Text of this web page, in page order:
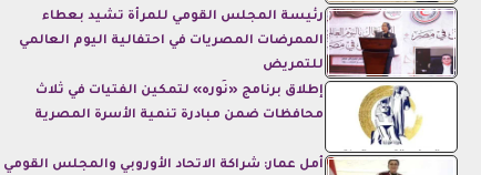
رئيسة المجلس القومي للمرأة تشيد بعطاء
الممرضات المصريات في احتفالية اليوم العالمي
للتمريض
إطلاق برنامج «نُوره» لتمكين الفتيات في ثلاث
محافظات ضمن مبادرة تنمية الأسرة المصرية
أمل عمار: شراكة الاتحاد الأوروبي والمجلس القومي